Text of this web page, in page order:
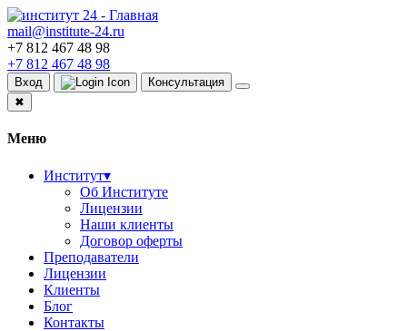
mail@institute-24.ru
+7 812 467 48 98
+7 812 467 48 98
Вход
Консультация
✖
Меню
Институт▾
Об Институте
Лицензии
Наши клиенты
Договор оферты
Преподаватели
Лицензии
Клиенты
Блог
Контакты